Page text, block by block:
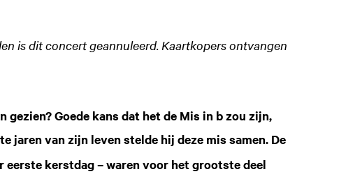
is dit concert geannuleerd. Kaartkopers ontvangen
Goede kans dat het de Mis in b zou zijn,
jaren van zijn leven stelde hij deze mis samen. De
eerste kerstdag – waren voor het grootste deel